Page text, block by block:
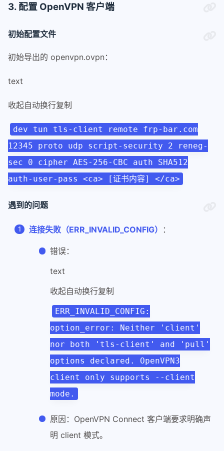
3. 配置 OpenVPN 客户端
初始配置文件
初始导出的 openvpn.ovpn：
text
收起自动换行复制
dev tun tls-client remote frp-bar.com
12345 proto udp script-security 2 reneg-
sec 0 cipher AES-256-CBC auth SHA512
auth-user-pass <ca> [证书内容] </ca>
遇到的问题
连接失败（ERR_INVALID_CONFIG） ：
错误：
text
收起自动换行复制
ERR_INVALID_CONFIG:
option_error: Neither 'client'
nor both 'tls-client' and 'pull'
options declared. OpenVPN3
client only supports --client
mode.
原因：OpenVPN Connect 客户端要求明确声
明 client 模式。